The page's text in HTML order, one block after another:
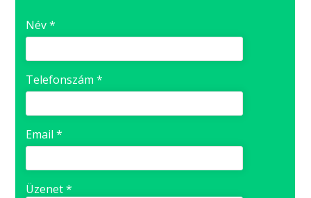
Név *
Telefonszám *
Email *
Üzenet *